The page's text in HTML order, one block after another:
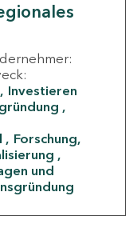
Investieren
Forschung,
und